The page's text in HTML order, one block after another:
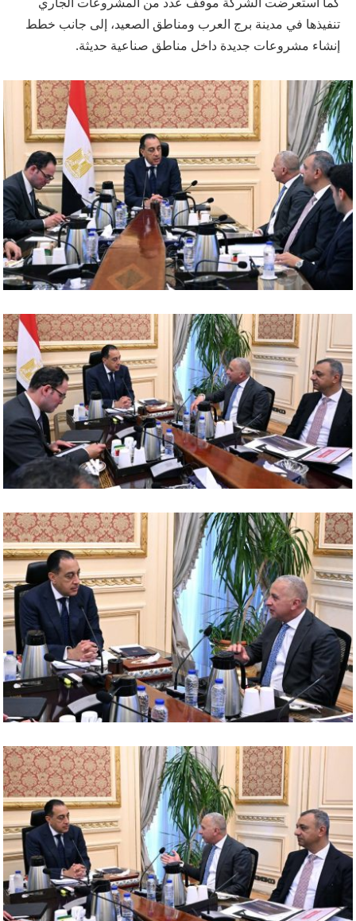
تنفيذها في مدينة برج العرب ومناطق الصعيد، إلى جانب خطط
إنشاء مشروعات جديدة داخل مناطق صناعية حديثة.